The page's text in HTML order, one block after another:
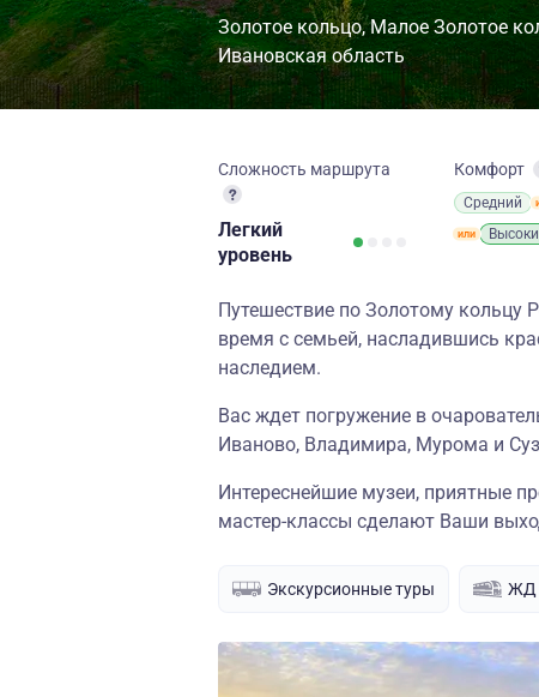
Золотое кольцо Малое Золотое
Ивановская область
Сложность маршрута
Легкий
уровень
Комфорт
Средний
Путешествие по Золотому кольцу
время с семьей, насладившись
наследием.
Вас ждет погружение в
Иваново, Владимира, Мурома и
Интереснейшие музеи, приятные
мастер-классы сделают Ваши
Экскурсионные туры ЖД